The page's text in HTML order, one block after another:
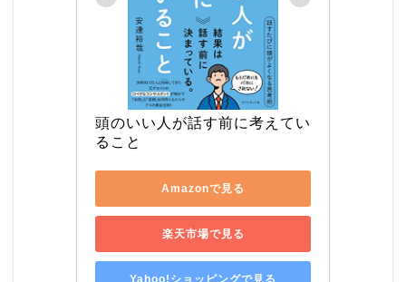
頭のいい人が話す前に考えてい
ること
Amazonで見る
楽天市場で見る
Yahoo!ショッピングで見る